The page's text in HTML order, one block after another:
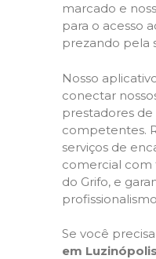
marcado e
para o acesso
prezando pela
Nosso
conectar
prestadores de
competentes.
serviços de
comercial com
do Grifo, e
Se você
em